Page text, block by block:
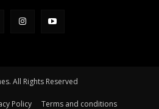
All Rights Reserved
Policy Terms and conditions